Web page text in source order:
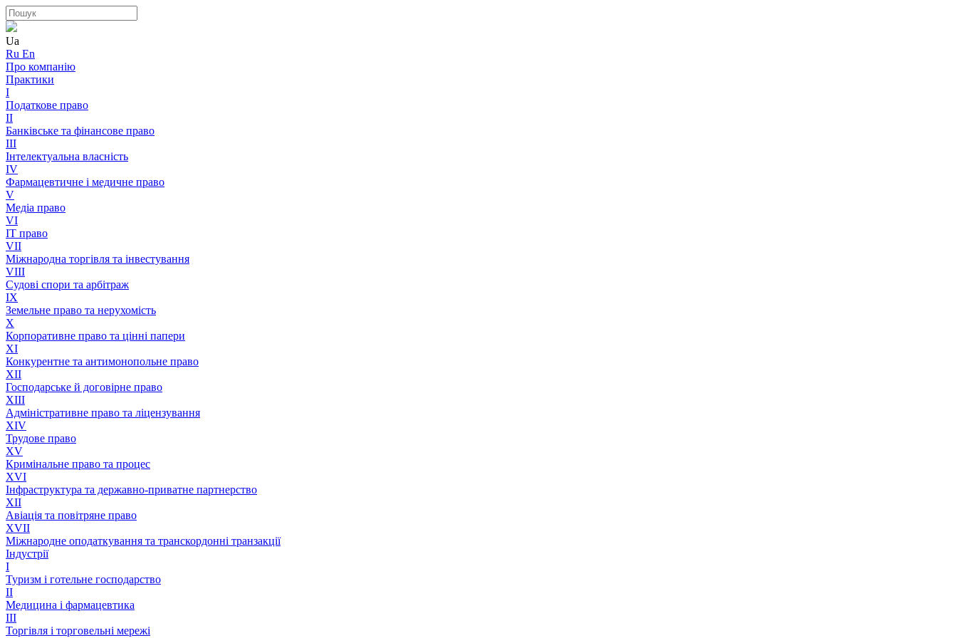
Ua
Ru En
Про компанію
Практики
I
Податкове право
II
Банківське та фінансове право
III
Інтелектуальна власність
IV
Фармацевтичне і медичне право
V
Медіа право
VI
IT право
VII
Міжнародна торгівля та інвестування
VIII
Судові спори та арбітраж
IX
Земельне право та нерухомість
X
Корпоративне право та цінні папери
XI
Конкурентне та антимонопольне право
XII
Господарське й договірне право
XIII
Адмiнiстративне право та лiцензування
XIV
Трудове право
XV
Кримінальне право та процес
XVI
Інфраструктура та державно-приватне партнерство
XII
Авіація та повітряне право
XVII
Міжнародне оподаткування та транскордонні транзакції
Індустрії
I
Туризм і готельне господарство
II
Медицина і фармацевтика
III
Торгівля і торговельні мережі